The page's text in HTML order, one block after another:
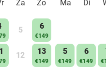
Za Zo
5 6
€149
12 13
€149
Ma
Di
5
€149
6
€149